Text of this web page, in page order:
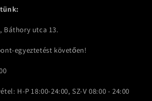
Báthory utca 13.
egyeztetést követően!
H-P 18:00-24:00, SZ-V 08:00 - 24:00